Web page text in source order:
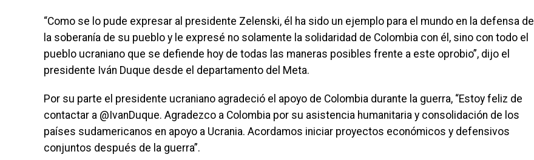
“Como se lo pude expresar al presidente Zelenski, él ha sido un ejemplo para el mundo en la defensa de
la soberanía de su pueblo y le expresé no solamente la solidaridad de Colombia con él, sino con todo el
pueblo ucraniano que se defiende hoy de todas las maneras posibles frente a este oprobio”, dijo el
presidente Iván Duque desde el departamento del Meta.
Por su parte el presidente ucraniano agradeció el apoyo de Colombia durante la guerra, “Estoy feliz de
contactar a @IvanDuque. Agradezco a Colombia por su asistencia humanitaria y consolidación de los
países sudamericanos en apoyo a Ucrania. Acordamos iniciar proyectos económicos y defensivos
conjuntos después de la guerra”.